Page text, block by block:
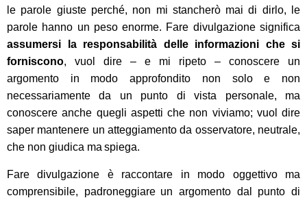
le parole giuste perché, non mi stancherò mai di dirlo, le
parole hanno un peso enorme. Fare divulgazione significa
assumersi la responsabilità delle informazioni che si
forniscono, vuol dire – e mi ripeto – conoscere un
argomento in modo approfondito non solo e non
necessariamente da un punto di vista personale, ma
conoscere anche quegli aspetti che non viviamo; vuol dire
saper mantenere un atteggiamento da osservatore, neutrale,
che non giudica ma spiega.
Fare divulgazione è raccontare in modo oggettivo ma
comprensibile, padroneggiare un argomento dal punto di